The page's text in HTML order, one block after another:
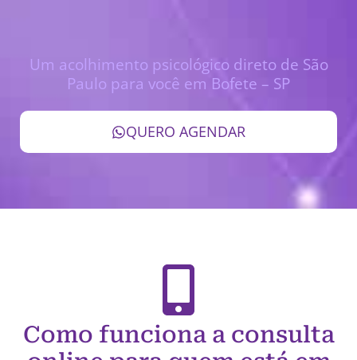
Um acolhimento psicológico direto de São
Paulo para você em Bofete – SP
QUERO AGENDAR
Como funciona a consulta